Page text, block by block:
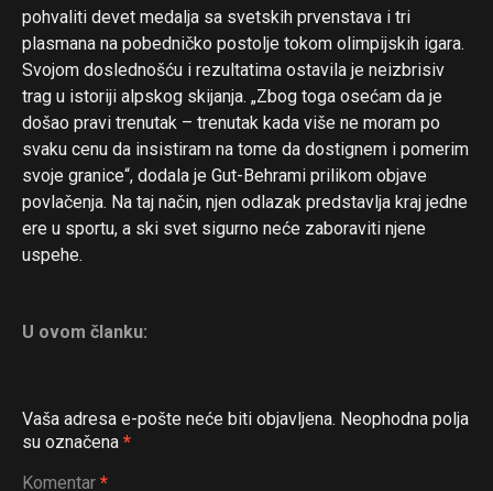
pohvaliti devet medalja sa svetskih prvenstava i tri
plasmana na pobedničko postolje tokom olimpijskih igara.
Svojom doslednošću i rezultatima ostavila je neizbrisiv
trag u istoriji alpskog skijanja. „Zbog toga osećam da je
došao pravi trenutak – trenutak kada više ne moram po
svaku cenu da insistiram na tome da dostignem i pomerim
svoje granice“, dodala je Gut-Behrami prilikom objave
povlačenja. Na taj način, njen odlazak predstavlja kraj jedne
ere u sportu, a ski svet sigurno neće zaboraviti njene
uspehe.
U ovom članku:
Vaša adresa e-pošte neće biti objavljena. Neophodna polja
su označena *
Komentar *